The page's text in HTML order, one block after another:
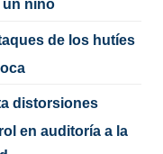
un niño
de los hutíes
distorsiones
en auditoría a la